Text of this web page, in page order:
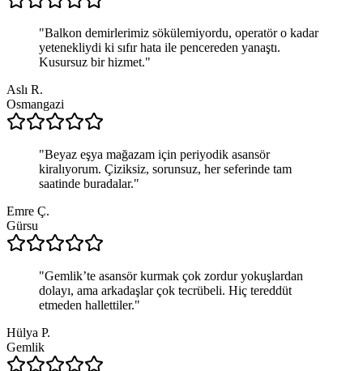
"Balkon demirlerimiz sökülemiyordu, operatör o kadar
yetenekliydi ki sıfır hata ile pencereden yanaştı.
Kusursuz bir hizmet."
Aslı R.
Osmangazi
"Beyaz eşya mağazam için periyodik asansör
kiralıyorum. Çiziksiz, sorunsuz, her seferinde tam
saatinde buradalar."
Emre Ç.
Gürsu
"Gemlik’te asansör kurmak çok zordur yokuşlardan
dolayı, ama arkadaşlar çok tecrübeli. Hiç tereddüt
etmeden hallettiler."
Hülya P.
Gemlik